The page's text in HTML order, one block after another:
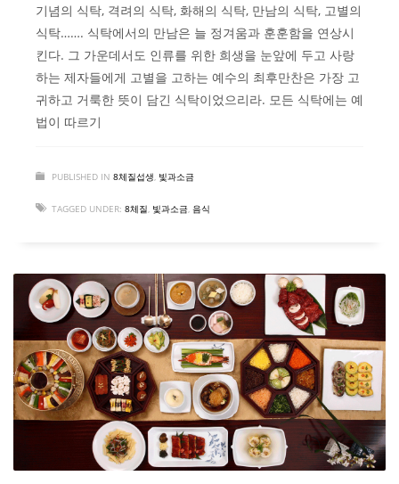
기념의 식탁, 격려의 식탁, 화해의 식탁, 만남의 식탁, 고별의
식탁……. 식탁에서의 만남은 늘 정겨움과 훈훈함을 연상시
킨다. 그 가운데서도 인류를 위한 희생을 눈앞에 두고 사랑
하는 제자들에게 고별을 고하는 예수의 최후만찬은 가장 고
귀하고 거룩한 뜻이 담긴 식탁이었으리라. 모든 식탁에는 예
법이 따르기
PUBLISHED IN 8체질섭생 빛과소금
TAGGED UNDER: 8체질 빛과소금 음식